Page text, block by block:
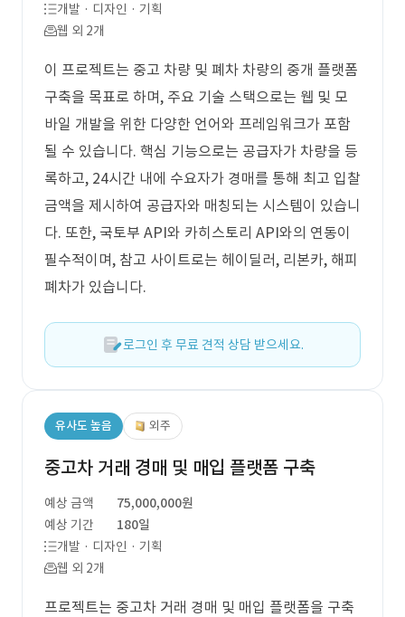
개발 · 디자인 · 기획
웹 외 2개
이 프로젝트는 중고 차량 및 폐차 차량의 중개 플랫폼
구축을 목표로 하며, 주요 기술 스택으로는 웹 및 모
바일 개발을 위한 다양한 언어와 프레임워크가 포함
될 수 있습니다. 핵심 기능으로는 공급자가 차량을 등
록하고, 24시간 내에 수요자가 경매를 통해 최고 입찰
금액을 제시하여 공급자와 매칭되는 시스템이 있습니
다. 또한, 국토부 API와 카히스토리 API와의 연동이
필수적이며, 참고 사이트로는 헤이딜러, 리본카, 해피
폐차가 있습니다.
로그인 후 무료 견적 상담 받으세요.
유사도 높음 외주
중고차 거래 경매 및 매입 플랫폼 구축
예상 금액
75,000,000원
예상 기간
180일
개발 · 디자인 · 기획
웹 외 2개
프로젝트는 중고차 거래 경매 및 매입 플랫폼을 구축